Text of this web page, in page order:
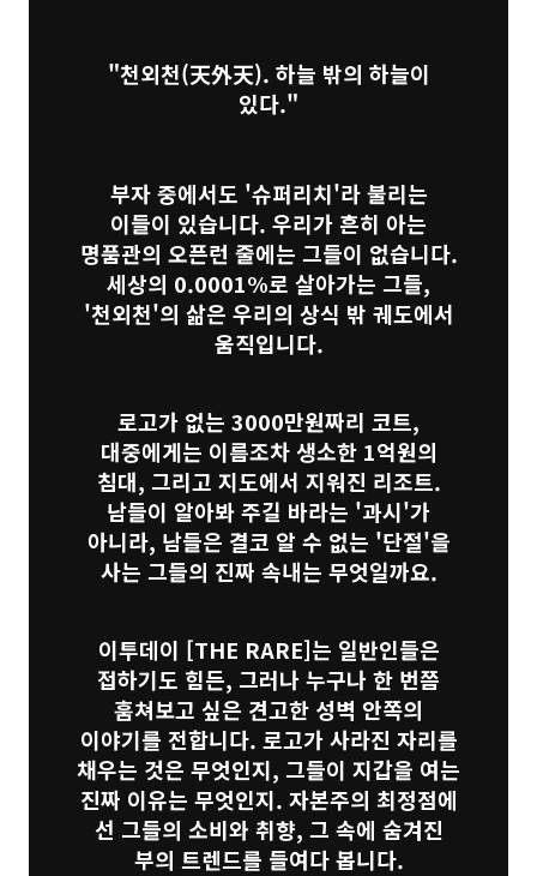
"천외천(天外天). 하늘 밖의 하늘이
있다."
부자 중에서도 '슈퍼리치'라 불리는
이들이 있습니다. 우리가 흔히 아는
명품관의 오픈런 줄에는 그들이 없습니다.
세상의 0.0001%로 살아가는 그들,
'천외천'의 삶은 우리의 상식 밖 궤도에서
움직입니다.
로고가 없는 3000만원짜리 코트,
대중에게는 이름조차 생소한 1억원의
침대, 그리고 지도에서 지워진 리조트.
남들이 알아봐 주길 바라는 '과시'가
아니라, 남들은 결코 알 수 없는 '단절'을
사는 그들의 진짜 속내는 무엇일까요.
이투데이 [THE RARE]는 일반인들은
접하기도 힘든, 그러나 누구나 한 번쯤
훔쳐보고 싶은 견고한 성벽 안쪽의
이야기를 전합니다. 로고가 사라진 자리를
채우는 것은 무엇인지, 그들이 지갑을 여는
진짜 이유는 무엇인지. 자본주의 최정점에
선 그들의 소비와 취향, 그 속에 숨겨진
부의 트렌드를 들여다 봅니다.